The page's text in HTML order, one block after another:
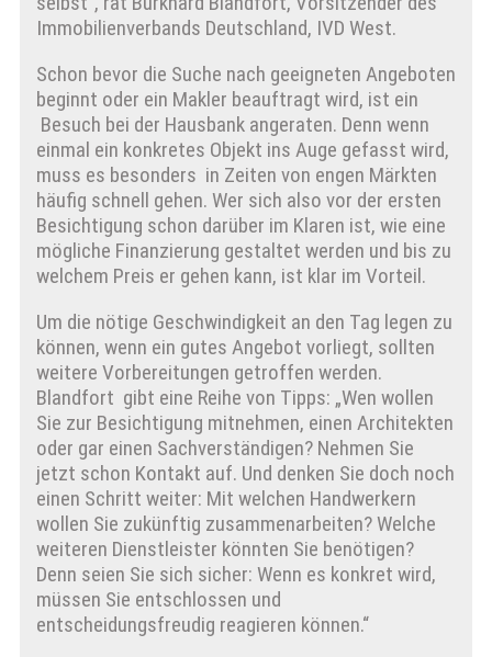
Immobilienverbands Deutschland, IVD West.
Schon bevor die Suche nach geeigneten Angeboten
beginnt oder ein Makler beauftragt wird, ist ein
Besuch bei der Hausbank angeraten. Denn wenn
einmal ein konkretes Objekt ins Auge gefasst wird,
muss es besonders in Zeiten von engen Märkten
häufig schnell gehen. Wer sich also vor der ersten
Besichtigung schon darüber im Klaren ist, wie eine
mögliche Finanzierung gestaltet werden und bis zu
welchem Preis er gehen kann, ist klar im Vorteil.
Um die nötige Geschwindigkeit an den Tag legen zu
können, wenn ein gutes Angebot vorliegt, sollten
weitere Vorbereitungen getroffen werden.
Blandfort gibt eine Reihe von Tipps: „Wen wollen
Sie zur Besichtigung mitnehmen, einen Architekten
oder gar einen Sachverständigen? Nehmen Sie
jetzt schon Kontakt auf. Und denken Sie doch noch
einen Schritt weiter: Mit welchen Handwerkern
wollen Sie zukünftig zusammenarbeiten? Welche
weiteren Dienstleister könnten Sie benötigen?
Denn seien Sie sich sicher: Wenn es konkret wird,
müssen Sie entschlossen und
entscheidungsfreudig reagieren können.“